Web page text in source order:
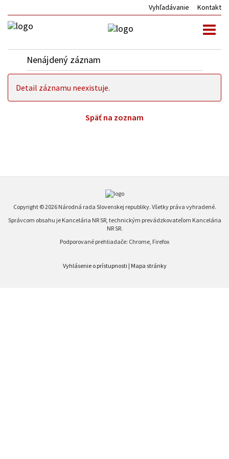
Vyhľadávanie Kontakt
Nenájdený záznam
Detail záznamu neexistuje.
Späť na zoznam
Copyright © 2026 Národná rada Slovenskej republiky. Všetky práva vyhradené.
Správcom obsahu je Kancelária NR SR, technickým prevádzkovateľom Kancelária
NR SR.
Podporované prehliadače: Chrome, Firefox
Vyhlásenie o prístupnosti | Mapa stránky